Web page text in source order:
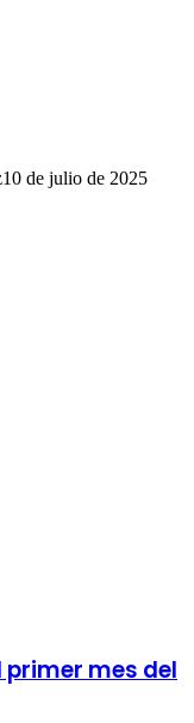
10 de julio de 2025
mes del